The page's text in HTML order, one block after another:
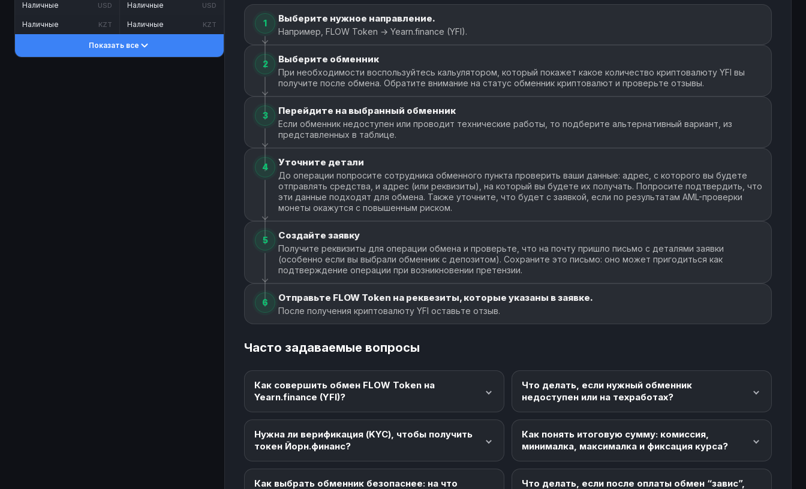
Наличные USD
Наличные KZT
Наличные USD
Наличные KZT
Показать все
1 Выберите нужное направление.
Например, FLOW Token → Yearn.finance (YFI).
2 Выберите обменник
При необходимости воспользуйтесь кальулятором, который покажет какое количество криптовалюту YFI вы
получите после обмена. Обратите внимание на статус обменник криптовалют и проверьте отзывы.
3 Перейдите на выбранный обменник
Если обменник недоступен или проводит технические работы, то подберите альтернативный вариант, из
представленных в таблице.
4 Уточните детали
До операции попросите сотрудника обменного пункта проверить ваши данные: адрес, с которого вы будете
отправлять средства, и адрес (или реквизиты), на который вы будете их получать. Попросите подтвердить, что
эти данные подходят для обмена. Также уточните, что будет с заявкой, если по результатам AML-проверки
монеты окажутся с повышенным риском.
5 Создайте заявку
Получите реквизиты для операции обмена и проверьте, что на почту пришло письмо с деталями заявки
(особенно если вы выбрали обменник с депозитом). Сохраните это письмо: оно может пригодиться как
подтверждение операции при возникновении претензии.
6 Отправьте FLOW Token на реквезиты, которые указаны в заявке.
После получения криптовалюту YFI оставьте отзыв.
Часто задаваемые вопросы
Как совершить обмен FLOW Token на
Yearn.finance (YFI)?
Что делать, если нужный обменник
недоступен или на техработах?
Нужна ли верификация (KYC), чтобы получить
токен Йорн.финанс?
Как понять итоговую сумму: комиссия,
минималка, максималка и фиксация курса?
Как выбрать обменник безопаснее: на что Что делать, если после оплаты обмен “завис”,